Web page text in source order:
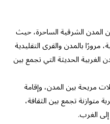
المدن الشرقية الساحرة، حيث
مرورًا بالمدن والقرى التقليدية
الغربية الحديثة التي تجمع بين
مريحة بين المدن، وإقامة
متوازنة تجمع بين الثقافة،
إلى الغرب.